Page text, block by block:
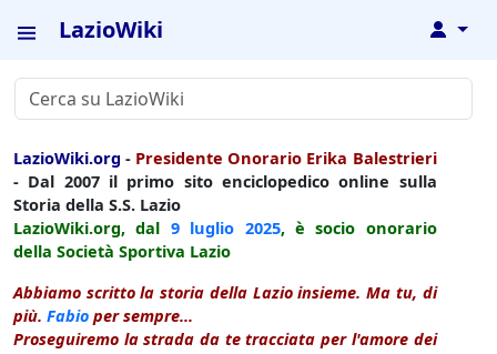
LazioWiki ↓
LazioWiki.org - Presidente Onorario Erika Balestrieri
- Dal 2007 il primo sito enciclopedico online sulla
Storia della S.S. Lazio
LazioWiki.org, dal 9 luglio 2025, è socio onorario
della Società Sportiva Lazio
Abbiamo scritto la storia della Lazio insieme. Ma tu, di
più. Fabio per sempre...
Proseguiremo la strada da te tracciata per l'amore dei